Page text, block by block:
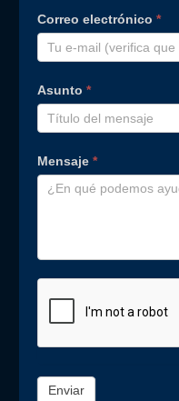
Correo electrónico *
Asunto *
Mensaje *
Enviar